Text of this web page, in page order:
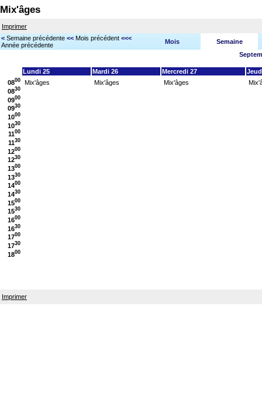
Mix'âges
Imprimer
< Semaine précédente << Mois précédent <<<
Année précédente
Mois
Semaine
Lundi 25 Mardi 26 Mercredi 27
0800
0830
0900
0930
1000
1030
1100
1130
1200
1230
1300
1330
1400
1430
1500
1530
1600
1630
1700
1730
1800
Mix'âges Mix'âges Mix'âges
Imprimer